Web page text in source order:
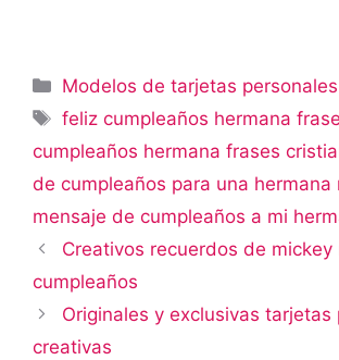
Categorías
Modelos de tarjetas personales
Etiquetas
feliz cumpleaños hermana
cumpleaños hermana frases
de cumpleaños para una hermana
mensaje de cumpleaños a mi
Creativos recuerdos de mickey
cumpleaños
Originales y exclusivas tarjetas
creativas